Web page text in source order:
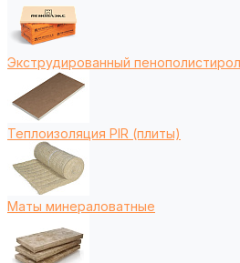
Экструдированный
Теплоизоляция PIR (плиты)
Маты минераловатные